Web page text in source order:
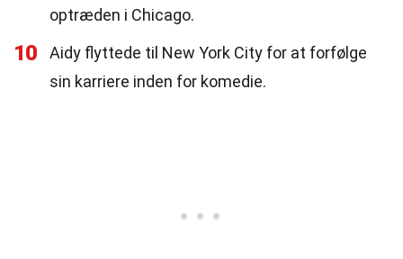
optræden i Chicago.
10
Aidy flyttede til New York City for at forfølge
sin karriere inden for komedie.